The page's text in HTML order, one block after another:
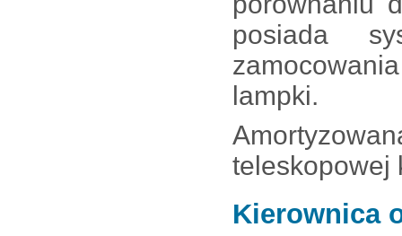
posiada
lampki.
teleskopowej
Kierownica